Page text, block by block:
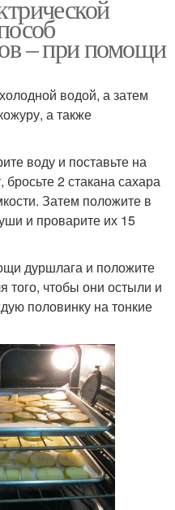
– при помощи
водой, а затем
а также
воду и поставьте на
бросьте 2 стакана сахара
Затем положите в
и проварите их 15
дуршлага и положите
того, чтобы они остыли и
половинку на тонкие